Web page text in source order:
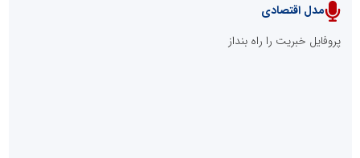
پایگاه خبری نهضت ملی مسکن
مدل اقتصادی
پروفایل خبریت را راه بنداز